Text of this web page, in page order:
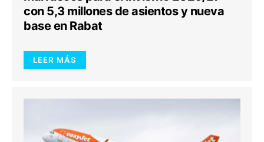
con 5,3 millones de asientos y nueva
base en Rabat
LEER MÁS